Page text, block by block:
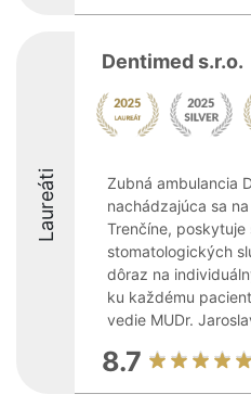
Laureáti
Dentimed s.r.o.
Zubná ambulancia
nachádzajúca sa
Trenčíne, poskytuje
stomatologických
dôraz na
ku každému
vedie MUDr.
8.7